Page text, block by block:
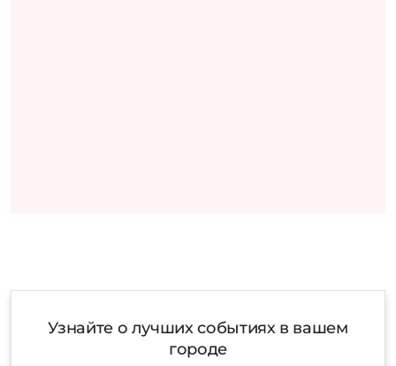
Узнайте о лучших событиях в вашем
городе